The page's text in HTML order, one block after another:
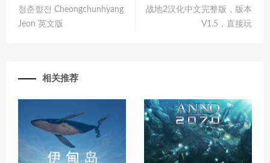
청춘향전 Cheongchunhyang
Jeon 英文版
战地2汉化中文完整版，版本
V1.5，直接玩
相关推荐